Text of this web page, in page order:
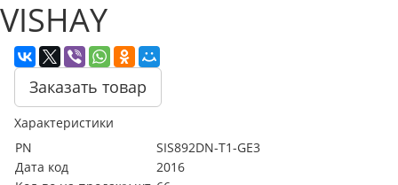
VISHAY
Заказать товар
Характеристики
PN
SIS892DN-T1-GE3
Дата код
2016